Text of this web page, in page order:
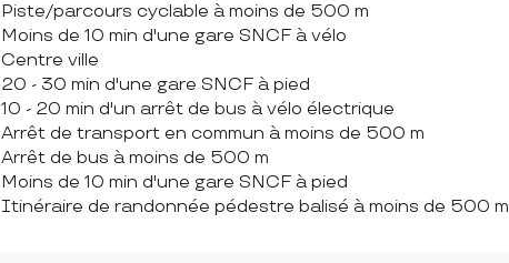
Piste/parcours cyclable à moins de 500 m
Moins de 10 min d'une gare SNCF à vélo
Centre ville
20 - 30 min d'une gare SNCF à pied
10 - 20 min d'un arrêt de bus à vélo électrique
Arrêt de transport en commun à moins de 500 m
Arrêt de bus à moins de 500 m
Moins de 10 min d'une gare SNCF à pied
Itinéraire de randonnée pédestre balisé à moins de 500 m